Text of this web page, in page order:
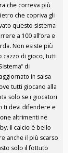
che correva più
che copriva gli
questo sistema
a 100 all’ora e
Non esiste più
cazzo di gioco, tutti
di
in salsa
tutti giocano alla
solo se i giocatori
ti devi difendere e
altrimenti ne
Il calcio è bello
anche il più scarso
solo il fottuto